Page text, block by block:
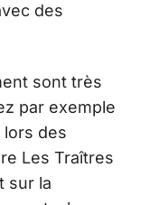
des
sont très
par exemple
lors des
Les Traîtres
sur la